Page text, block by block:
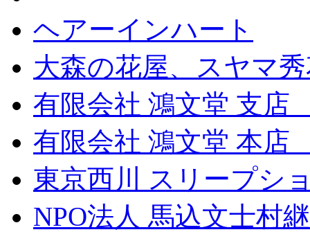
ヘアーインハート
大森の花屋、スヤマ
有限会社 鴻文堂 支店
有限会社 鴻文堂 本
東京西川 スリープシ
NPO法人 馬込文士村